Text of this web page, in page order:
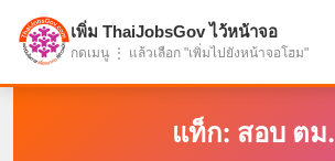
แบ่งปันโอกาส เพื่ออนาคตที่ก้าวหน้า
แท็ก: สอบ ตม.
เพิ่ม ThaiJobsGov ไว้หน้าจอ
กดเมนู ⋮ แล้วเลือก "เพิ่มไปยังหน้าจอโฮม"